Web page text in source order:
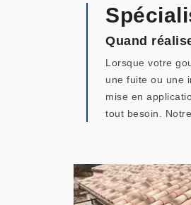
Quand
Lorsque votre
une fuite ou une
mise en
tout besoin.